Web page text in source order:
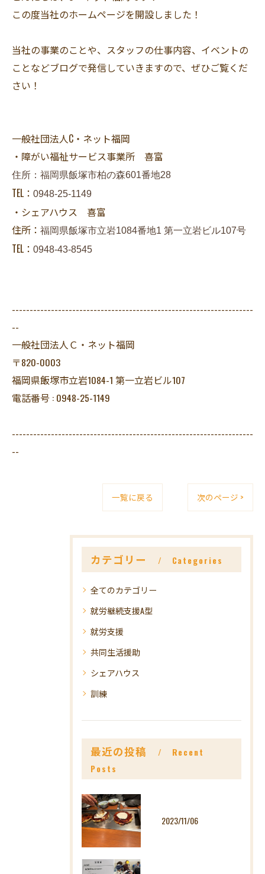
この度当社のホームページを開設しました！
当社の事業のことや、スタッフの仕事内容、イベントの
ことなどブログで発信していきますので、ぜひご覧くだ
さい！
一般社団法人C・ネット福岡
・障がい福祉サービス事業所 喜富
住所：福岡県飯塚市柏の森601番地28
TEL： 0948-25-1149
・シェアハウス 喜富
住所： 福岡県飯塚市立岩1084番地1 第一立岩ビル107号
TEL： 0948-43-8545
--------------------------------------------------------------------
--
一般社団法人Ｃ・ネット福岡
〒820-0003
福岡県飯塚市立岩1084-1 第一立岩ビル107
電話番号 : 0948-25-1149
--------------------------------------------------------------------
--
一覧に戻る 次のページ >
カテゴリー Categories
全てのカテゴリー
就労継続支援A型
就労支援
共同生活援助
シェアハウス
訓練
最近の投稿
Recent
Posts
2023/11/06